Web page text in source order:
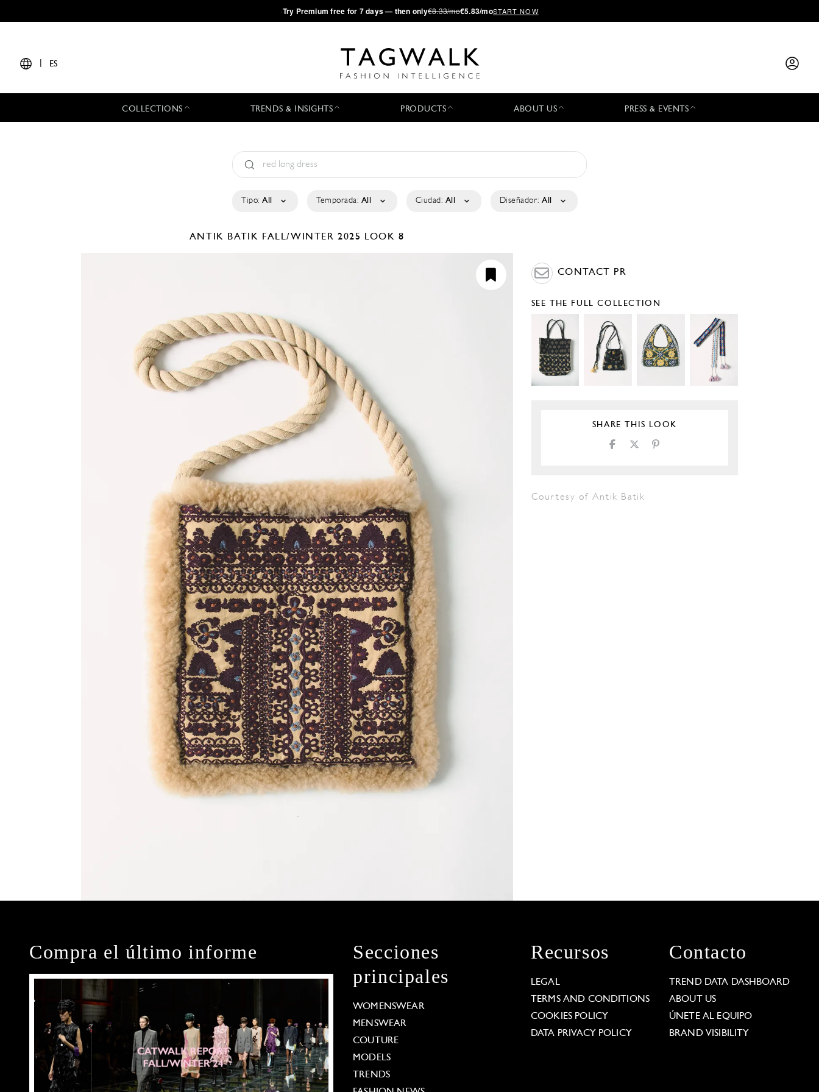
·Try Premium free for 7 days — then only€8.33/mo€5.83/moSTART NOW
ES
COLLECTIONS TRENDS & INSIGHTS PRODUCTS ABOUT US PRESS & EVENTS
Tipo: All Temporada: All Ciudad: All Diseñador: All
ANTIK BATIK FALL/WINTER 2025 LOOK 8
CONTACT PR
SEE THE FULL COLLECTION
SHARE THIS LOOK
Courtesy of Antik Batik
Compra el último informe
Secciones
principales
WOMENSWEAR
MENSWEAR
COUTURE
MODELS
TRENDS
Recursos
LEGAL
TERMS AND CONDITIONS
COOKIES POLICY
DATA PRIVACY POLICY
Contacto
TREND DATA DASHBOARD
ABOUT US
ÚNETE AL EQUIPO
BRAND VISIBILITY